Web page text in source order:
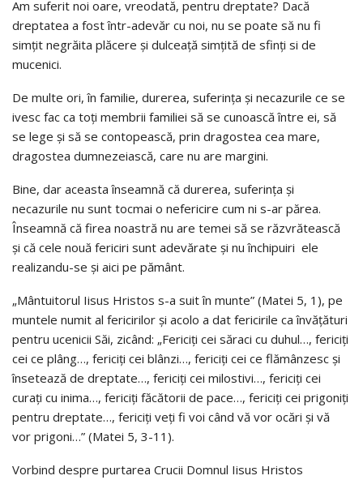
Am suferit noi oare, vreodată, pentru dreptate? Dacă
dreptatea a fost într-adevăr cu noi, nu se poate să nu fi
simţit negrăita plăcere şi dulceaţă simţită de sfinţi si de
mucenici.
De multe ori, în familie, durerea, suferinţa şi necazurile ce se
ivesc fac ca toţi membrii familiei să se cunoască între ei, să
se lege şi să se contopească, prin dragostea cea mare,
dragostea dumnezeiască, care nu are margini.
Bine, dar aceasta înseamnă că durerea, suferinţa şi
necazurile nu sunt tocmai o nefericire cum ni s-ar părea.
Înseamnă că firea noastră nu are temei să se răzvrătească
şi că cele nouă fericiri sunt adevărate şi nu închipuiri ele
realizandu-se şi aici pe pământ.
„Mântuitorul Iisus Hristos s-a suit în munte” (Matei 5, 1), pe
muntele numit al fericirilor şi acolo a dat fericirile ca învăţături
pentru ucenicii Săi, zicând: „Fericiţi cei săraci cu duhul…, fericiţi
cei ce plâng…, fericiţi cei blânzi…, fericiţi cei ce flămânzesc şi
însetează de dreptate…, fericiţi cei milostivi…, fericiţi cei
curaţi cu inima…, fericiţi făcătorii de pace…, fericiţi cei prigoniţi
pentru dreptate…, fericiţi veţi fi voi când vă vor ocări şi vă
vor prigoni…” (Matei 5, 3-11).
Vorbind despre purtarea Crucii Domnul Iisus Hristos